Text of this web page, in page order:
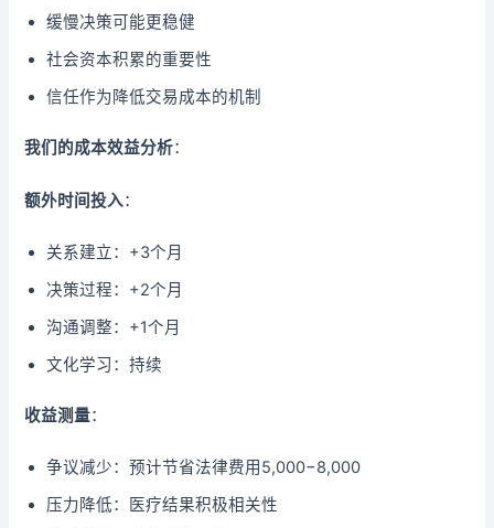
缓慢决策可能更稳健
社会资本积累的重要性
信任作为降低交易成本的机制
我们的成本效益分析：
额外时间投入：
关系建立：+3个月
决策过程：+2个月
沟通调整：+1个月
文化学习：持续
收益测量：
争议减少：预计节省法律费用5,000−8,000
压力降低：医疗结果积极相关性